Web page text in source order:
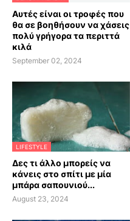
Αυτές είναι οι τροφές που
θα σε βοηθήσουν να χάσεις
πολύ γρήγορα τα περιττά
κιλά
September 02, 2024
LIFESTYLE
Δες τι άλλο μπορείς να
κάνεις στο σπίτι με μία
μπάρα σαπουνιού...
August 23, 2024